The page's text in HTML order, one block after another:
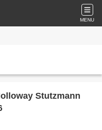
MENU
Stutzmann